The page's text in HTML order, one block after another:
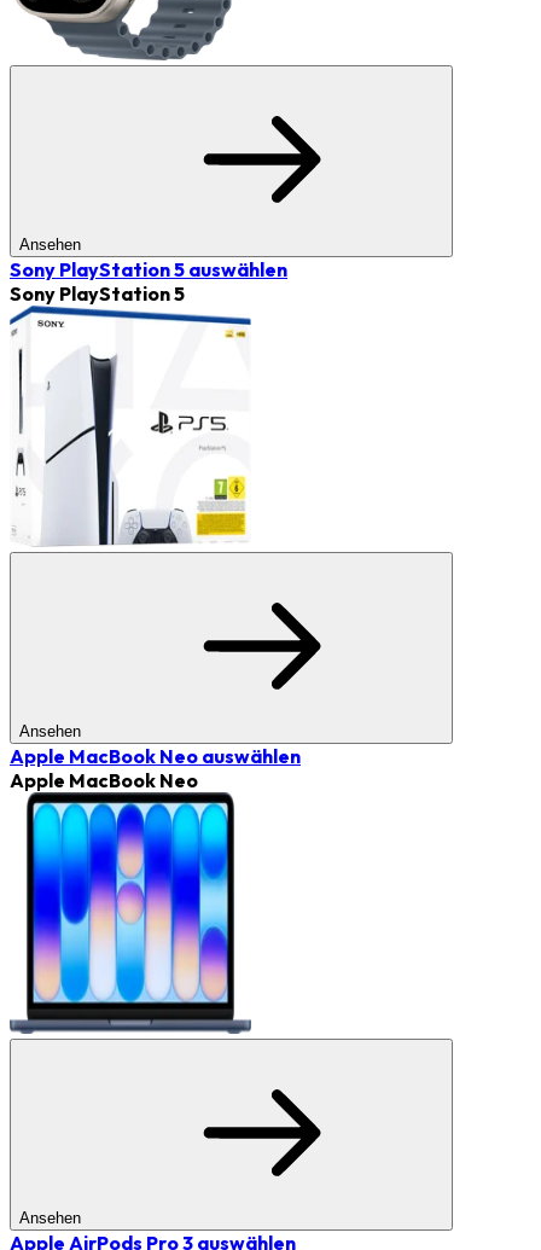
Ansehen
Sony PlayStation 5 auswählen
Sony PlayStation 5
Ansehen
Apple MacBook Neo auswählen
Apple MacBook Neo
Ansehen
Apple AirPods Pro 3 auswählen